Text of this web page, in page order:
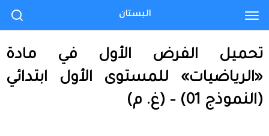
تحميل الفرض الأول في مادة
«الرياضيات» للمستوى الأول ابتدائي
(النموذج 01) – (غ. م)
البستان